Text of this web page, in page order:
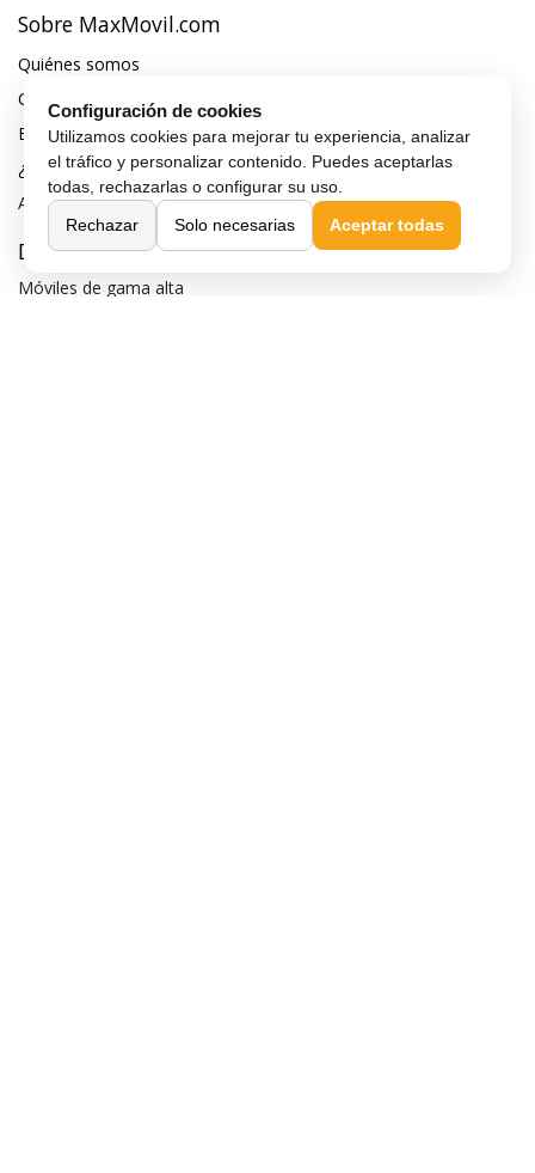
Sobre MaxMovil.com
Quiénes somos
Contacta con nosotros
Blog
¿Quieres ser distribuidor?
Afiliación y publicidad
Destacados
Móviles de gama alta
Configuración de cookies
Utilizamos cookies para mejorar tu experiencia, analizar
el tráfico y personalizar contenido. Puedes aceptarlas
todas, rechazarlas o configurar su uso.
Rechazar
Solo necesarias Aceptar todas